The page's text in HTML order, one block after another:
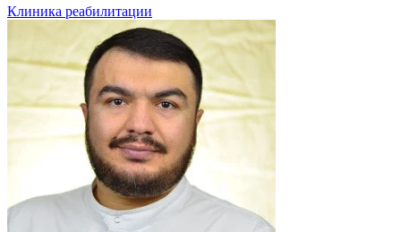
Клиника реабилитации